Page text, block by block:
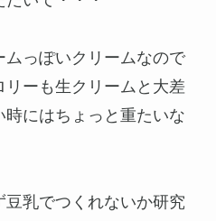
ムっぽいクリームなので
ーも生クリームと大差
にはちょっと重たいな
乳でつくれないか研究